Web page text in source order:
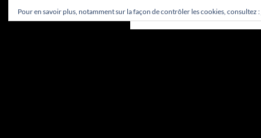
Pour en savoir plus, notamment sur la façon de contrôler les cookies, consultez :